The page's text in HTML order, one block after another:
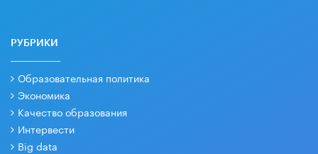
РУБРИКИ
Образовательная политика
Экономика
Качество образования
Интервести
Big data